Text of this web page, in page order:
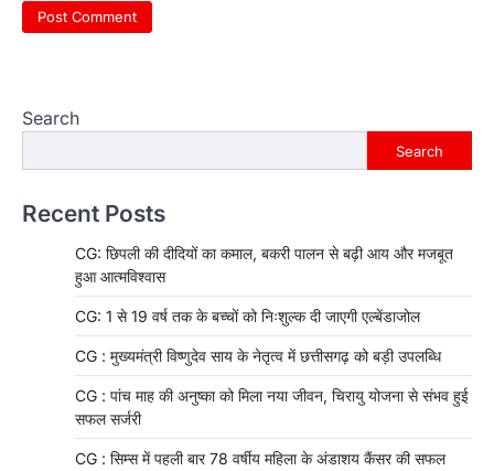
Search
Search
Recent Posts
CG: छिपली की दीदियों का कमाल, बकरी पालन से बढ़ी आय और मजबूत
हुआ आत्मविश्वास
CG: 1 से 19 वर्ष तक के बच्चों को निःशुल्क दी जाएगी एल्बेंडाजोल
CG : मुख्यमंत्री विष्णुदेव साय के नेतृत्व में छत्तीसगढ़ को बड़ी उपलब्धि
CG : पांच माह की अनुष्का को मिला नया जीवन, चिरायु योजना से संभव हुई
सफल सर्जरी
CG : सिम्स में पहली बार 78 वर्षीय महिला के अंडाशय कैंसर की सफल